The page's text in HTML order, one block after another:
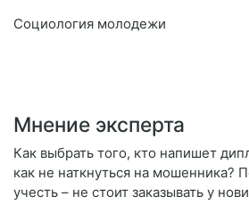
Социология молодежи
Мнение эксперта
Как выбрать того, кто напишет
как не наткнуться на мошенника?
учесть – не стоит заказывать у